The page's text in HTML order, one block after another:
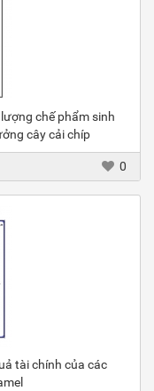
chế phẩm sinh
cây cải chíp
0
tài chính của các